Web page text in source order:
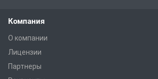
Компания
О компании
Лицензии
Партнеры